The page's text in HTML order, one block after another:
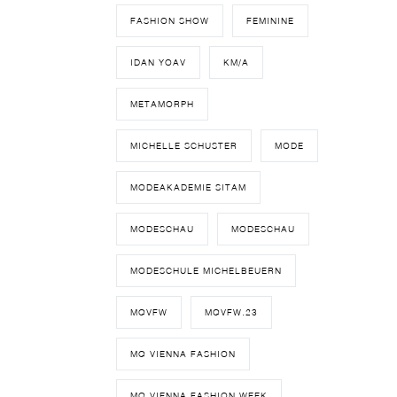
FASHION SHOW FEMININE
IDAN YOAV KM/A
METAMORPH
MICHELLE SCHUSTER MODE
MODEAKADEMIE SITAM
MODESCHAU MODESCHAU
MODESCHULE MICHELBEUERN
MQVFW MQVFW.23
MQ VIENNA FASHION